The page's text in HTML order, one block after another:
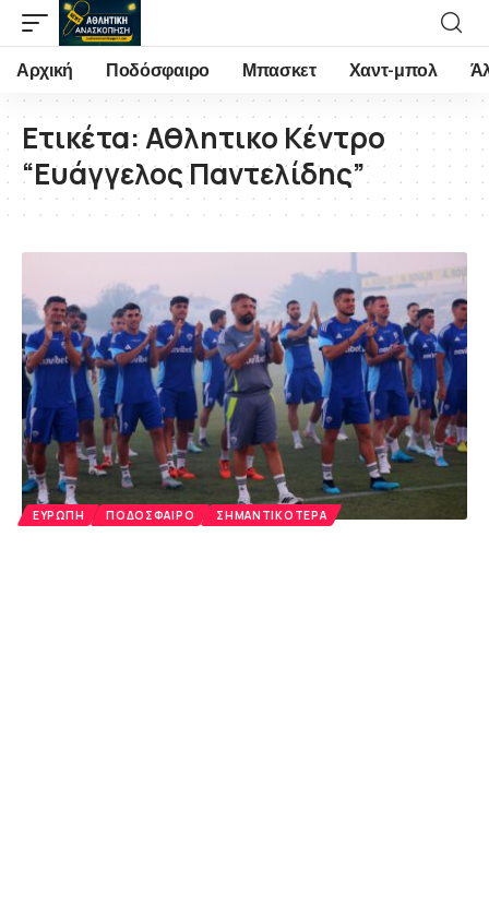
Αρχική Ποδόσφαιρο Μπασκετ Χαντ-μπολ
Ετικέτα:Αθλητικο Κέντρο
“Ευάγγελος Παντελίδης”
ΕΥΡΏΠΗ ΠΟΔΌΣΦΑΙΡΟ ΣΗΜΑΝΤΙΚΌΤΕΡΑ